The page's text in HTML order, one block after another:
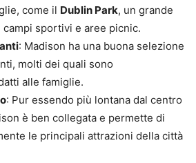
come il Dublin Park, un grande
sportivi e aree picnic.
: Madison ha una buona selezione
molti dei quali sono
alle famiglie.
: Pur essendo più lontana dal centro
è ben collegata e permette di
le principali attrazioni della città